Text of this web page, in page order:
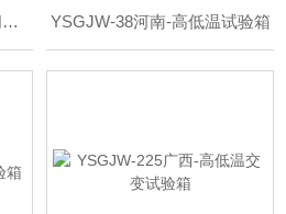
YSZD-CYTF镇江-四度空间振动试验台 YSGJW-38河南-高低温试验箱